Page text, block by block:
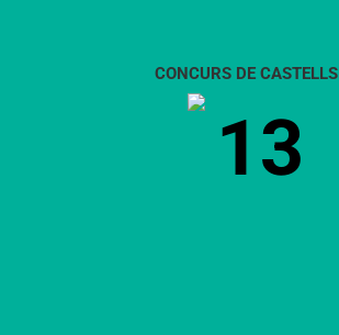
CONCURS DE CASTELLS
13